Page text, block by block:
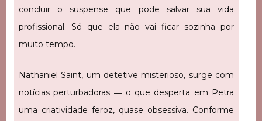
concluir o suspense que pode salvar sua vida
profissional. Só que ela não vai ficar sozinha por
muito tempo.
Nathaniel Saint, um detetive misterioso, surge com
notícias perturbadoras ― o que desperta em Petra
uma criatividade feroz, quase obsessiva. Conforme